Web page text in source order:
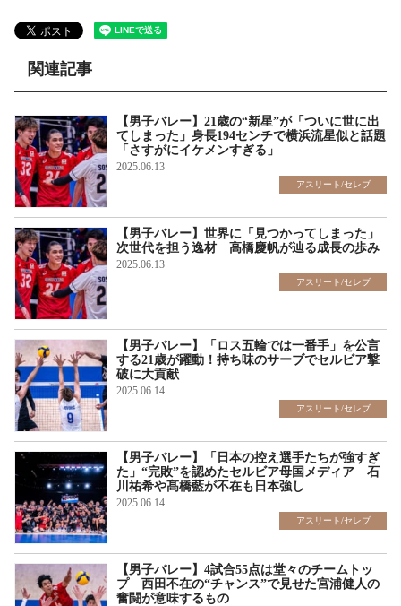
関連記事
【男子バレー】21歳の“新星”が「ついに世に出
てしまった」身長194センチで横浜流星似と話題
「さすがにイケメンすぎる」
2025.06.13
アスリート/セレブ
【男子バレー】世界に「見つかってしまった」
次世代を担う逸材 高橋慶帆が辿る成長の歩み
2025.06.13
アスリート/セレブ
【男子バレー】「ロス五輪では一番手」を公言
する21歳が躍動！持ち味のサーブでセルビア撃
破に大貢献
2025.06.14
アスリート/セレブ
【男子バレー】「日本の控え選手たちが強すぎ
た」“完敗”を認めたセルビア母国メディア 石
川祐希や髙橋藍が不在も日本強し
2025.06.14
アスリート/セレブ
【男子バレー】4試合55点は堂々のチームトッ
プ 西田不在の“チャンス”で見せた宮浦健人の
奮闘が意味するもの